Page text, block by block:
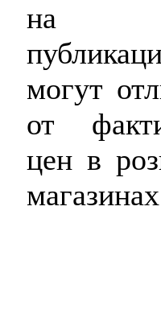
на
могут
от
цен в